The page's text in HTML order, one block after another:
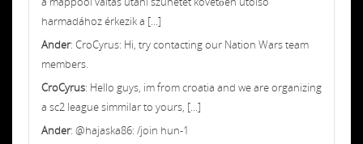
harmadához érkezik a [...]
Ander: CroCyrus: Hi, try contacting our Nation Wars team
members.
CroCyrus: Hello guys, im from croatia and we are organizing
a sc2 league simmilar to yours, [...]
Ander: @hajaska86: /join hun-1